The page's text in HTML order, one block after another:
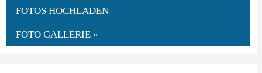
FOTOS HOCHLADEN
FOTO GALLERIE »